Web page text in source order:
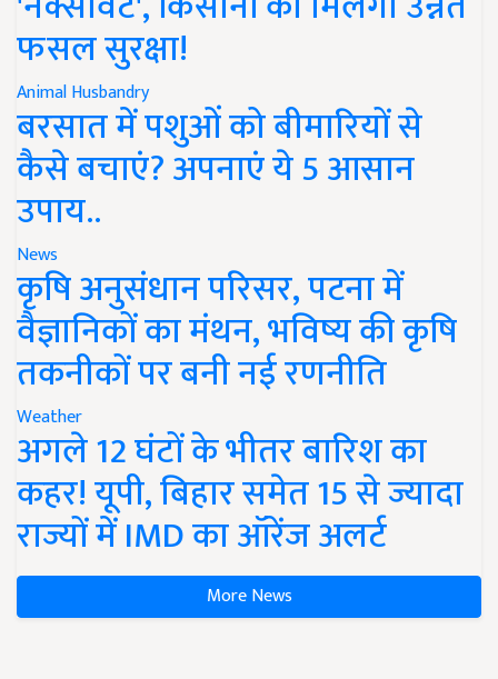
फसल सुरक्षा!
Animal Husbandry
बरसात में पशुओं को बीमारियों से
कैसे बचाएं? अपनाएं ये 5 आसान
उपाय..
News
कृषि अनुसंधान परिसर, पटना में
वैज्ञानिकों का मंथन, भविष्य की कृषि
तकनीकों पर बनी नई रणनीति
Weather
अगले 12 घंटों के भीतर बारिश का
कहर! यूपी, बिहार समेत 15 से ज्यादा
राज्यों में IMD का ऑरेंज अलर्ट
More News